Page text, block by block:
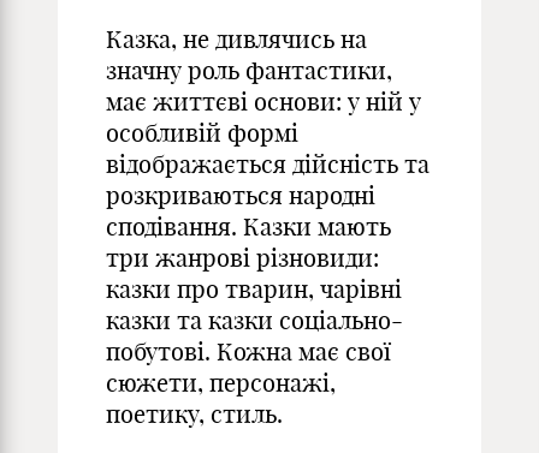
Казка, не дивлячись на
значну роль фантастики,
має життєві основи: у ній у
особливій формі
відображається дійсність та
розкриваються народні
сподівання. Казки мають
три жанрові різновиди:
казки про тварин, чарівні
казки та казки соціально-
побутові. Кожна має свої
сюжети, персонажі,
поетику, стиль.